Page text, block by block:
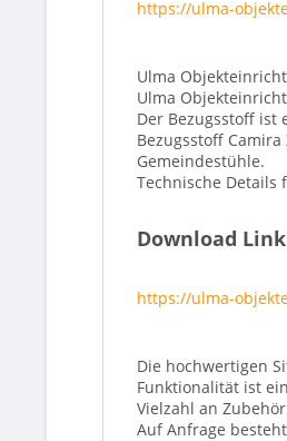
https://ulma-
Ulma
Ulma
Der Bezugsstoff ist
Bezugsstoff
Gemeindestühle.
Technische Details
Download
https://ulma-
Die hochwertigen
Funktionalität ist
Vielzahl an
Auf Anfrage